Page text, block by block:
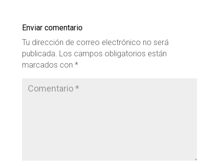
Enviar comentario
Tu dirección de correo electrónico no será
publicada. Los campos obligatorios están
marcados con *